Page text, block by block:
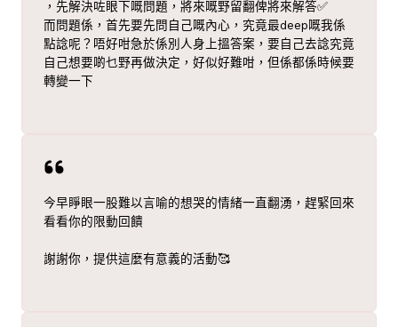
，先解決咗眼下嘅問題，將來嘅野留翻俾將來解答✅
而問題係，首先要先問自己嘅內心，究竟最deep嘅我係
點諗呢？唔好咁急於係別人身上搵答案，要自己去諗究竟
自己想要啲乜野再做決定，好似好難咁，但係都係時候要
轉變一下
今早睜眼一股難以言喻的想哭的情緒一直翻湧，趕緊回來
看看你的限動回饋
謝謝你，提供這麼有意義的活動🥰